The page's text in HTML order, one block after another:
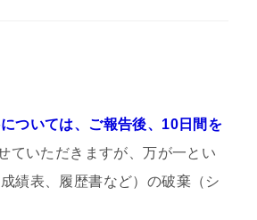
ついては、ご報告後、10日間を
ていただきますが、万が一とい
績表、履歴書など）の破棄（シ